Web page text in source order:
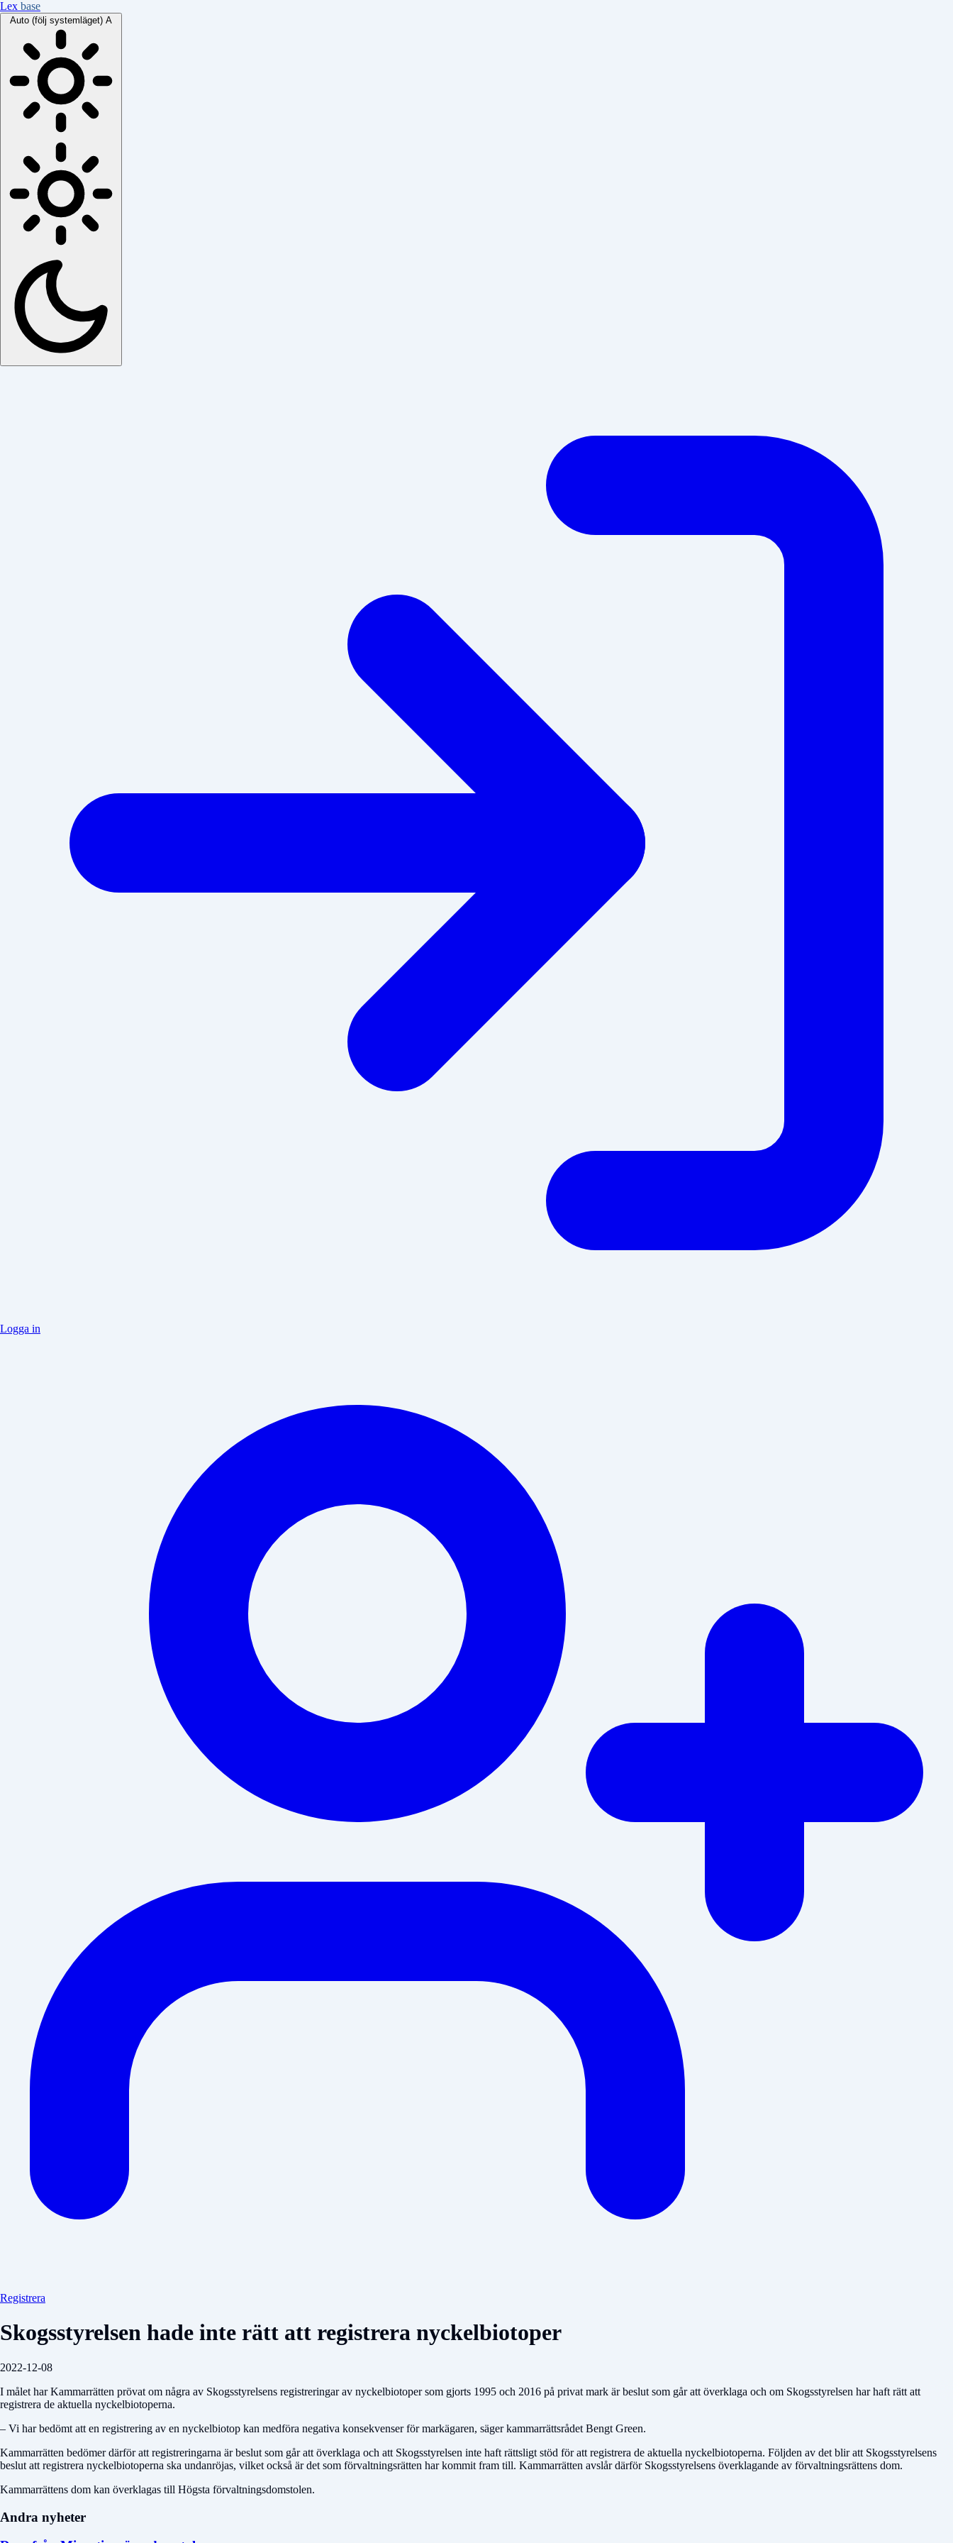
Lex base
Auto (följ systemläget) A
Logga in
Registrera
Skogsstyrelsen hade inte rätt att registrera nyckelbiotoper
2022-12-08
I målet har Kammarrätten prövat om några av Skogsstyrelsens registreringar av nyckelbiotoper som gjorts 1995 och 2016 på privat mark är beslut som går att överklaga och om Skogsstyrelsen har haft rätt att
registrera de aktuella nyckelbiotoperna.
– Vi har bedömt att en registrering av en nyckelbiotop kan medföra negativa konsekvenser för markägaren, säger kammarrättsrådet Bengt Green.
Kammarrätten bedömer därför att registreringarna är beslut som går att överklaga och att Skogsstyrelsen inte haft rättsligt stöd för att registrera de aktuella nyckelbiotoperna. Följden av det blir att Skogsstyrelsens
beslut att registrera nyckelbiotoperna ska undanröjas, vilket också är det som förvaltningsrätten har kommit fram till. Kammarrätten avslår därför Skogsstyrelsens överklagande av förvaltningsrättens dom.
Kammarrättens dom kan överklagas till Högsta förvaltningsdomstolen.
Andra nyheter